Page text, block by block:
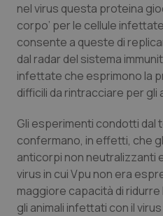
Lombardia
Marche
Molise
Piemonte
Provincia Autonoma
Provincia Autonoma
Dolore
Donna & Salute
Epatiti
HIV
Infezioni & Febbre
Ipertensione &
nel virus questa proteina
corpo’ per le cellule
consente a queste di
dal radar del sistema
infettate che esprimono la
difficili da rintracciare per gli
Gli esperimenti condotti dal
confermano, in effetti, che
anticorpi non neutralizzanti
virus in cui Vpu non era
maggiore capacità di
gli animali infettati con il